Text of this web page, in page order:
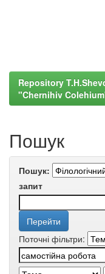
Repository
"Chernihiv
Пошук
Пошук:
запит
Поточні фільтри: